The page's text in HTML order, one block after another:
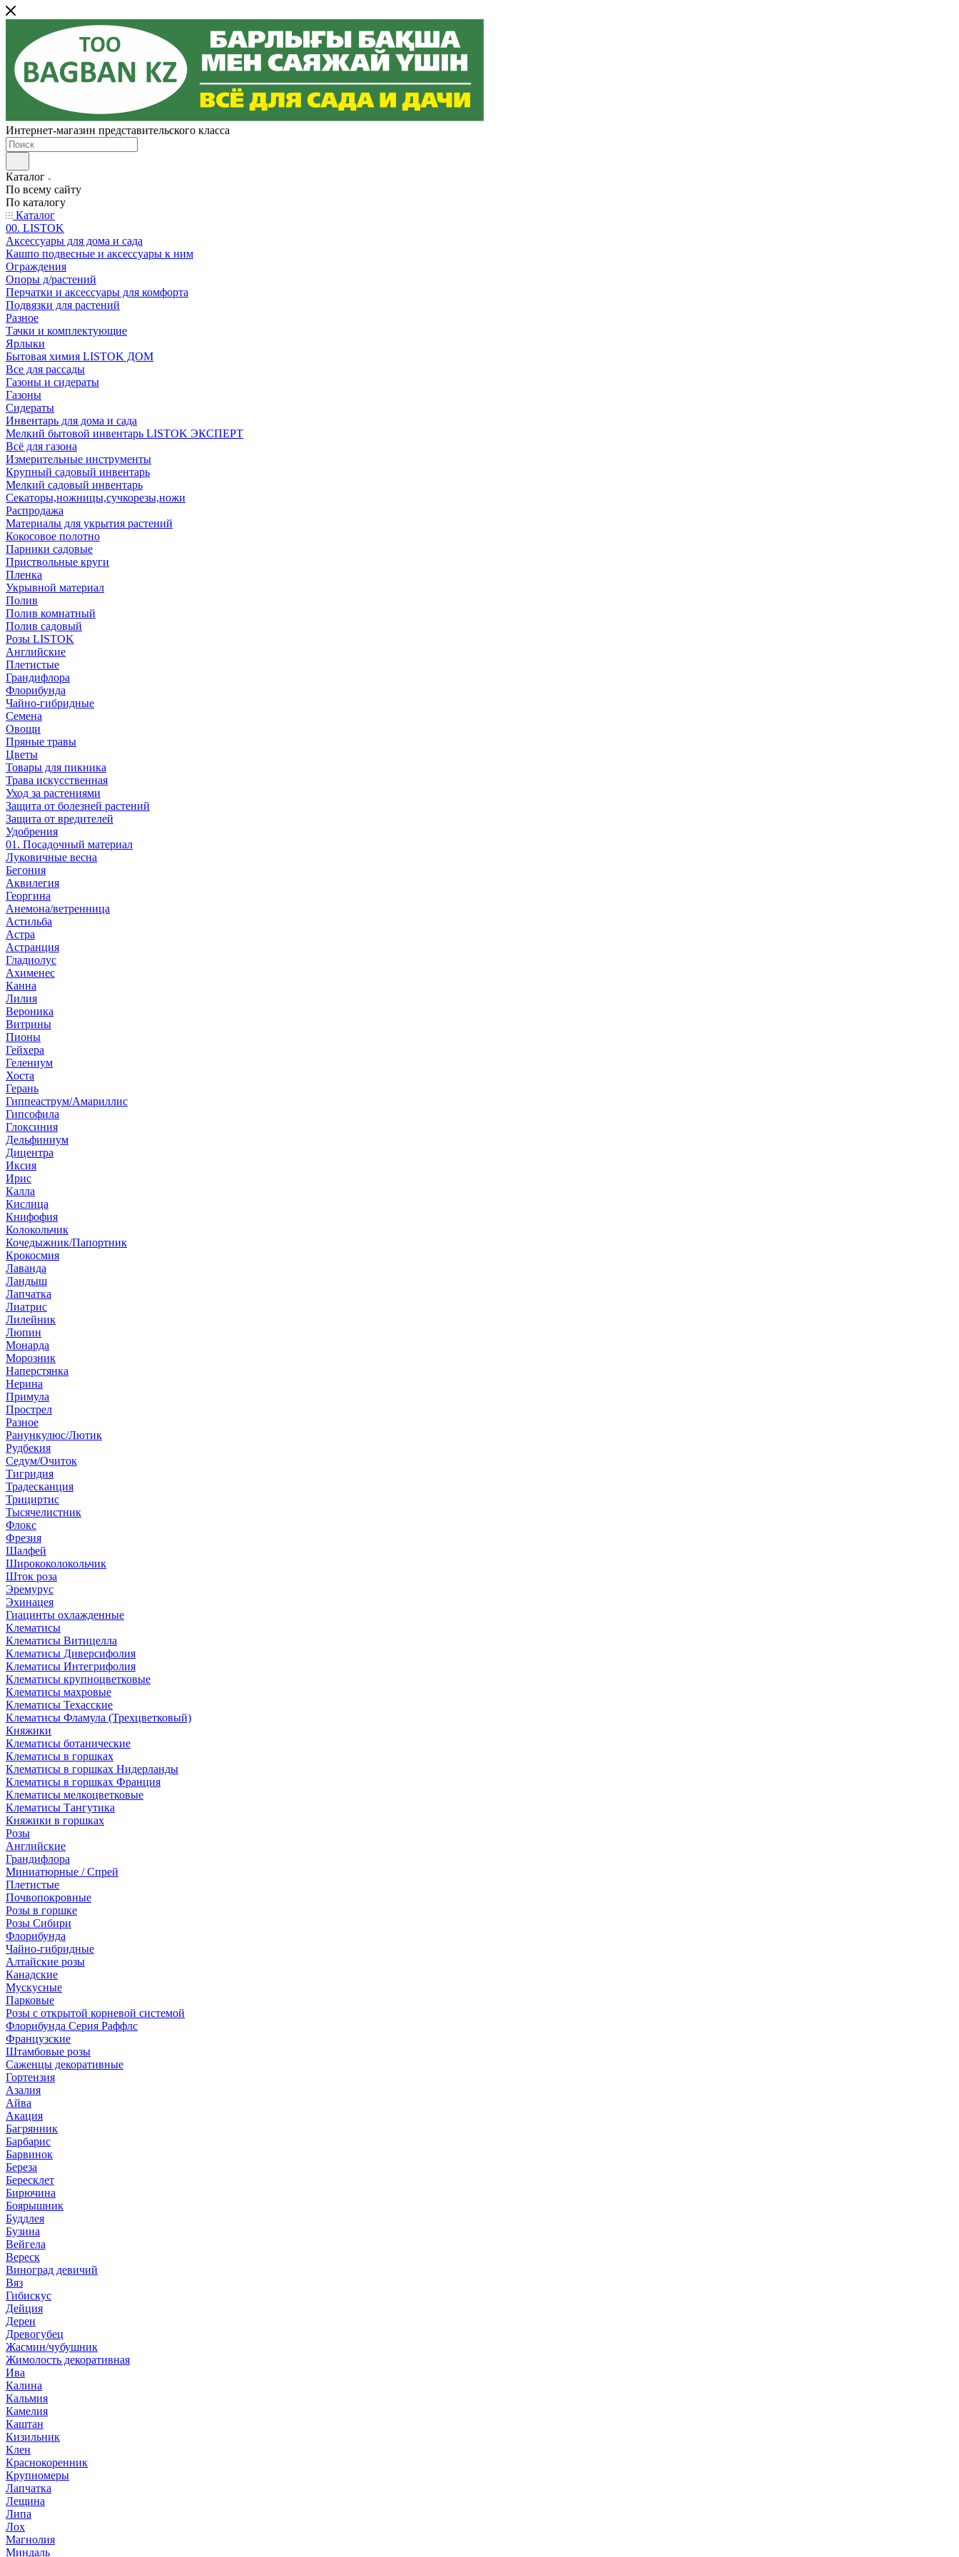
Интернет-магазин представительского класса
Каталог
По всему сайту
По каталогу
Каталог
00. LISTOK
Аксессуары для дома и сада
Кашпо подвесные и аксессуары к ним
Ограждения
Опоры д/растений
Перчатки и аксессуары для комфорта
Подвязки для растений
Разное
Тачки и комплектующие
Ярлыки
Бытовая химия LISTOK ДОМ
Все для рассады
Газоны и сидераты
Газоны
Сидераты
Инвентарь для дома и сада
Мелкий бытовой инвентарь LISTOK ЭКСПЕРТ
Всё для газона
Измерительные инструменты
Крупный садовый инвентарь
Мелкий садовый инвентарь
Секаторы,ножницы,сучкорезы,ножи
Распродажа
Материалы для укрытия растений
Кокосовое полотно
Парники садовые
Приствольные круги
Пленка
Укрывной материал
Полив
Полив комнатный
Полив садовый
Розы LISTOK
Английские
Плетистые
Грандифлора
Флорибунда
Чайно-гибридные
Семена
Овощи
Пряные травы
Цветы
Товары для пикника
Трава искусственная
Уход за растениями
Защита от болезней растений
Защита от вредителей
Удобрения
01. Посадочный материал
Луковичные весна
Бегония
Аквилегия
Георгина
Анемона/ветренница
Астильба
Астра
Астранция
Гладиолус
Ахименес
Канна
Лилия
Вероника
Витрины
Пионы
Гейхера
Гелениум
Хоста
Герань
Гиппеаструм/Амариллис
Гипсофила
Глоксиния
Дельфиниум
Дицентра
Иксия
Ирис
Калла
Кислица
Книфофия
Колокольчик
Кочедыжник/Папортник
Крокосмия
Лаванда
Ландыш
Лапчатка
Лиатрис
Лилейник
Люпин
Монарда
Морозник
Наперстянка
Нерина
Примула
Прострел
Разное
Ранункулюс/Лютик
Рудбекия
Седум/Очиток
Тигридия
Традесканция
Трициртис
Тысячелистник
Флокс
Фрезия
Шалфей
Ширококолокольчик
Шток роза
Эремурус
Эхинацея
Гиацинты охлажденные
Клематисы
Клематисы Витицелла
Клематисы Диверсифолия
Клематисы Интегрифолия
Клематисы крупноцветковые
Клематисы махровые
Клематисы Техасские
Клематисы Фламула (Трехцветковый)
Княжики
Клематисы ботанические
Клематисы в горшках
Клематисы в горшках Нидерланды
Клематисы в горшках Франция
Клематисы мелкоцветковые
Клематисы Тангутика
Княжики в горшках
Розы
Английские
Грандифлора
Миниатюрные / Спрей
Плетистые
Почвопокровные
Розы в горшке
Розы Сибири
Флорибунда
Чайно-гибридные
Алтайские розы
Канадские
Мускусные
Парковые
Розы с открытой корневой системой
Флорибунда Серия Раффлс
Французские
Штамбовые розы
Саженцы декоративные
Гортензия
Азалия
Айва
Акация
Багрянник
Барбарис
Барвинок
Береза
Бересклет
Бирючина
Боярышник
Буддлея
Бузина
Вейгела
Вереск
Виноград девичий
Вяз
Гибискус
Дейция
Дерен
Древогубец
Жасмин/чубушник
Жимолость декоративная
Ива
Калина
Кальмия
Камелия
Каштан
Кизильник
Клен
Краснокоренник
Крупномеры
Лапчатка
Лещина
Липа
Лох
Магнолия
Миндаль